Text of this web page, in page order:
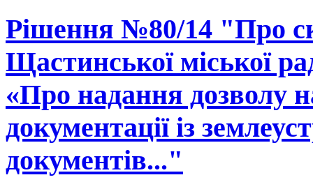
Рішення №80/14 "Про
Щастинської міської
«Про надання дозволу
документації із
документів..."